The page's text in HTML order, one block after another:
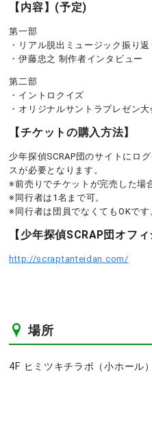
【内容】(予定)
第一部
・リアル脱出ミュージック振り返
・伊藤忠之 制作者インタビュー
第二部
・イントロクイズ
・オリジナルサントラプレゼン大
【チケットの購入方法】
少年探偵SCRAP団のサイトにロ
スが必要となります。
※前売りでチケットが完売した場
※同行者は1名まで可。
※同行者は団員でなくてもOKです
【少年探偵SCRAP団オフ
http://scraptanteidan.com/
場所
4F ヒミツキチラボ（小ホール）